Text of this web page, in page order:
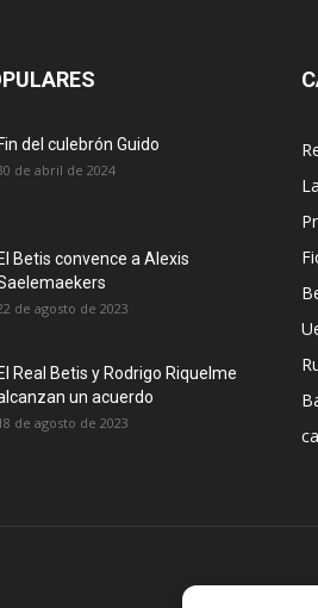
Fin del culebrón Guido
de abril de 2024
El Betis convence a Alexis
de agosto de 2023
El Real Betis y Rodrigo Riquelme
un acuerdo
de agosto de 2023